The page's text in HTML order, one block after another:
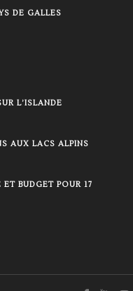
DE GALLES
L’ISLANDE
AUX LACS ALPINS
BUDGET POUR 17